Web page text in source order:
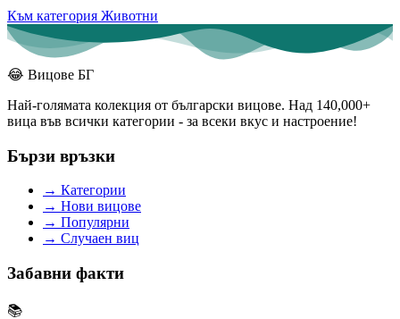
Към категория Животни
😂 Вицове БГ
Най-голямата колекция от български вицове. Над 140,000+
вица във всички категории - за всеки вкус и настроение!
Бързи връзки
→ Категории
→ Нови вицове
→ Популярни
→ Случаен виц
Забавни факти
📚